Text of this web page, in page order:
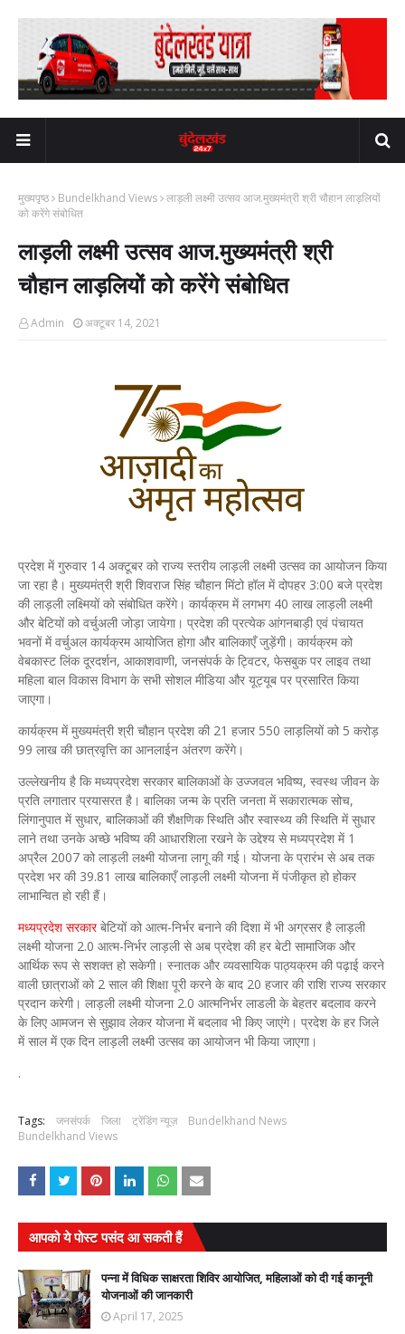
मुख्यपृष्ठ Bundelkhand Views लाड़ली लक्ष्मी उत्सव आज.मुख्यमंत्री श्री चौहान लाड़लियों
को करेंगे संबोधित
लाड़ली लक्ष्मी उत्सव आज.मुख्यमंत्री श्री
चौहान लाड़लियों को करेंगे संबोधित
Admin अक्टूबर 14, 2021
प्रदेश में गुरुवार 14 अक्टूबर को राज्य स्तरीय लाड़ली लक्ष्मी उत्सव का आयोजन किया
जा रहा है। मुख्यमंत्री श्री शिवराज सिंह चौहान मिंटो हॉल में दोपहर 3:00 बजे प्रदेश
की लाड़ली लक्ष्मियों को संबोधित करेंगे। कार्यक्रम में लगभग 40 लाख लाड़ली लक्ष्मी
और बेटियों को वर्चुअली जोड़ा जायेगा। प्रदेश की प्रत्येक आंगनबाड़ी एवं पंचायत
भवनों में वर्चुअल कार्यक्रम आयोजित होगा और बालिकाएँ जुड़ेंगी। कार्यक्रम को
वेबकास्ट लिंक दूरदर्शन, आकाशवाणी, जनसंपर्क के ट्विटर, फेसबुक पर लाइव तथा
महिला बाल विकास विभाग के सभी सोशल मीडिया और यूट्यूब पर प्रसारित किया
जाएगा।
कार्यक्रम में मुख्यमंत्री श्री चौहान प्रदेश की 21 हजार 550 लाड़लियों को 5 करोड़
99 लाख की छात्रवृत्ति का आनलाईन अंतरण करेंगे।
उल्लेखनीय है कि मध्यप्रदेश सरकार बालिकाओं के उज्जवल भविष्य, स्वस्थ जीवन के
प्रति लगातार प्रयासरत है। बालिका जन्म के प्रति जनता में सकारात्मक सोच,
लिंगानुपात में सुधार, बालिकाओं की शैक्षणिक स्थिति और स्वास्थ्य की स्थिति में सुधार
लाने तथा उनके अच्छे भविष्य की आधारशिला रखने के उद्देश्य से मध्यप्रदेश में 1
अप्रैल 2007 को लाड़ली लक्ष्मी योजना लागू की गई। योजना के प्रारंभ से अब तक
प्रदेश भर की 39.81 लाख बालिकाएँ लाड़ली लक्ष्मी योजना में पंजीकृत हो होकर
लाभान्वित हो रही हैं।
मध्यप्रदेश सरकारबेटियों को आत्म-निर्भर बनाने की दिशा में भी अग्रसर है लाड़ली
लक्ष्मी योजना 2.0 आत्म-निर्भर लाड़ली से अब प्रदेश की हर बेटी सामाजिक और
आर्थिक रूप से सशक्त हो सकेगी। स्नातक और व्यवसायिक पाठ्यक्रम की पढ़ाई करने
वाली छात्राओं को 2 साल की शिक्षा पूरी करने के बाद 20 हजार की राशि राज्य सरकार
प्रदान करेगी। लाड़ली लक्ष्मी योजना 2.0 आत्मनिर्भर लाडली के बेहतर बदलाव करने
के लिए आमजन से सुझाव लेकर योजना में बदलाव भी किए जाएंगे। प्रदेश के हर जिले
में साल में एक दिन लाड़ली लक्ष्मी उत्सव का आयोजन भी किया जाएगा।
.
Tags: जनसंपर्क जिला ट्रेंडिंग न्यूज़
Bundelkhand News
Bundelkhand Views
आपको ये पोस्ट पसंद आ सकती हैं
पन्ना में विधिक साक्षरता शिविर आयोजित, महिलाओं को दी गई कानूनी
योजनाओं की जानकारी
April 17, 2025